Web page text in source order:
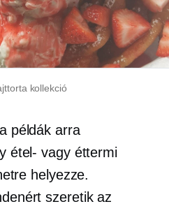
kollekció
példák arra
étel- vagy éttermi
helyezze.
szeretik az